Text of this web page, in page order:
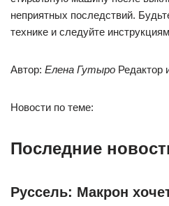
неприятных последствий.
технике и следуйте
Автор: Елена Гутыро Редактор
Новости по теме:
Последние
Руссель: Макрон